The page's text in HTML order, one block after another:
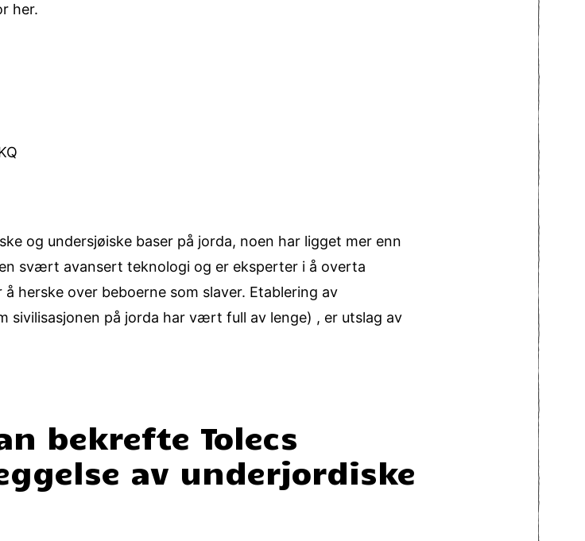
her.
og undersjøiske baser på jorda, noen har ligget mer enn
svært avansert teknologi og er eksperter i å overta
herske over beboerne som slaver. Etablering av
sivilisasjonen på jorda har vært full av lenge) , er utslag av
bekrefte Tolecs
av underjordiske